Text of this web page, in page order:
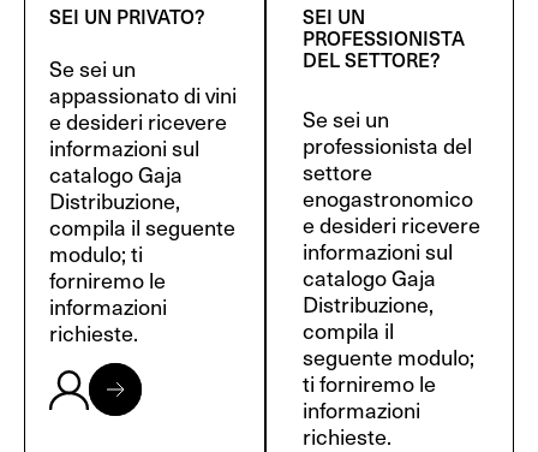
SEI UN PRIVATO?
Se sei un
appassionato di vini
e desideri ricevere
informazioni sul
catalogo Gaja
Distribuzione,
compila il seguente
modulo; ti
forniremo le
informazioni
richieste.
SEI UN
PROFESSIONISTA
DEL SETTORE?
Se sei un
professionista del
settore
enogastronomico
e desideri ricevere
informazioni sul
catalogo Gaja
Distribuzione,
compila il
seguente modulo;
ti forniremo le
informazioni
richieste.